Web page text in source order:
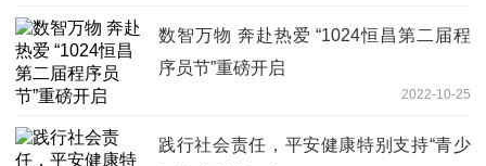
数智万物 奔赴热爱 “1024恒昌第二届程
序员节”重磅开启
2022-10-25
践行社会责任，平安健康特别支持“青少